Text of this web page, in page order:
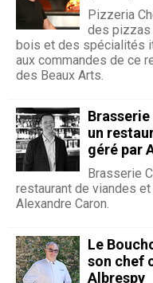
Pizzeria
des pizzas
bois et des spécialités
aux commandes de ce
des Beaux Arts.
un
géré par
Brasserie
restaurant de viandes
Alexandre Caron.
Le
son chef
Albrespy